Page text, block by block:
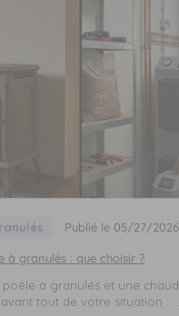
Publié le 05/27/2026
à granulés : que choisir ?
à granulés et une
tout de votre situation : ...